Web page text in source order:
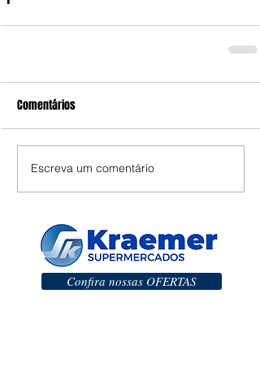
Comentários
Escreva um comentário
Confira nossas OFERTAS